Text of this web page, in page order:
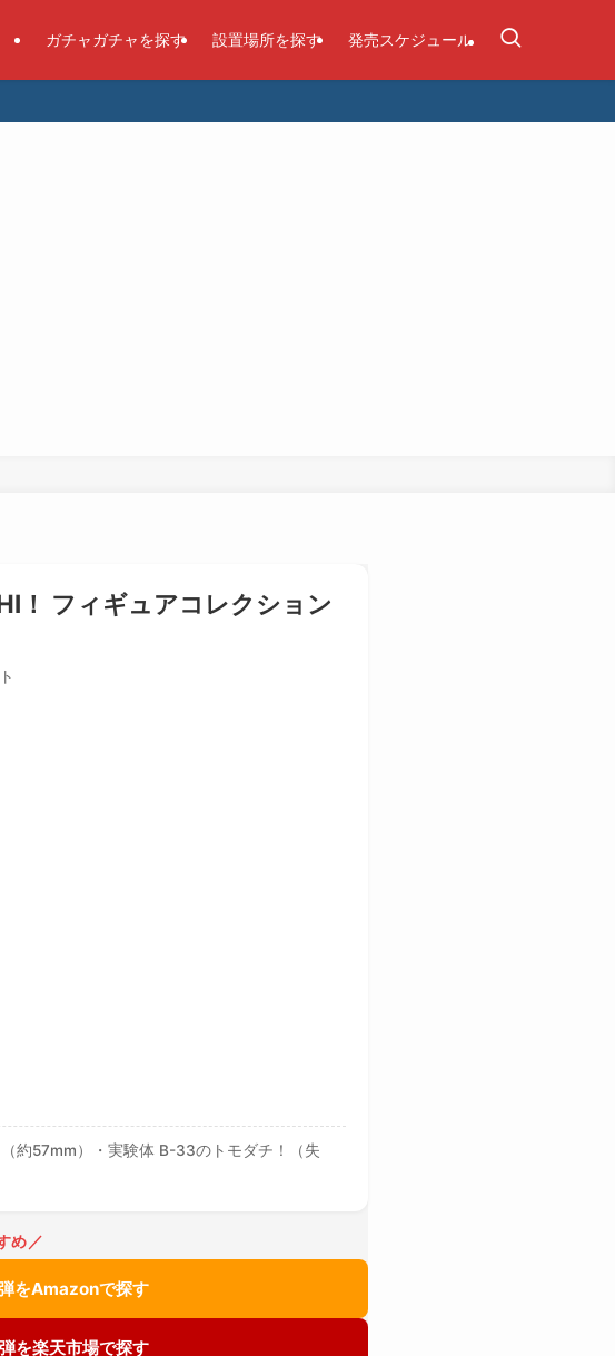
ガチャガチャを探す 設置場所を探す 発売スケジュール
！ フィギュアコレクション
約57mm）・実験体 B-33のトモダチ！（失
め／
をAmazonで探す
を楽天市場で探す